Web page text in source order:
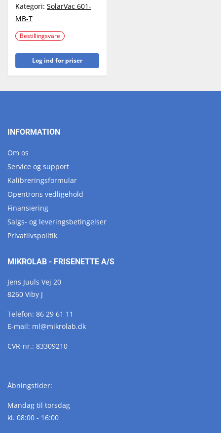
Kategori: SolarVac 601-
MB-T
Bestillingsvare
Log ind for priser
INFORMATION
Om os
Service og support
Kalibreringsformular
Opentrons vedligehold
Finansiering
Salgs- og leveringsbetingelser
Privatlivspolitik
MIKROLAB - FRISENETTE A/S
Jens Juuls Vej 20
8260 Viby J
Telefon: 86 29 61 11
E-mail: ml@mikrolab.dk
CVR-nr.: 83309210
Åbningstider:
Mandag til torsdag
kl. 08:00 - 16:00